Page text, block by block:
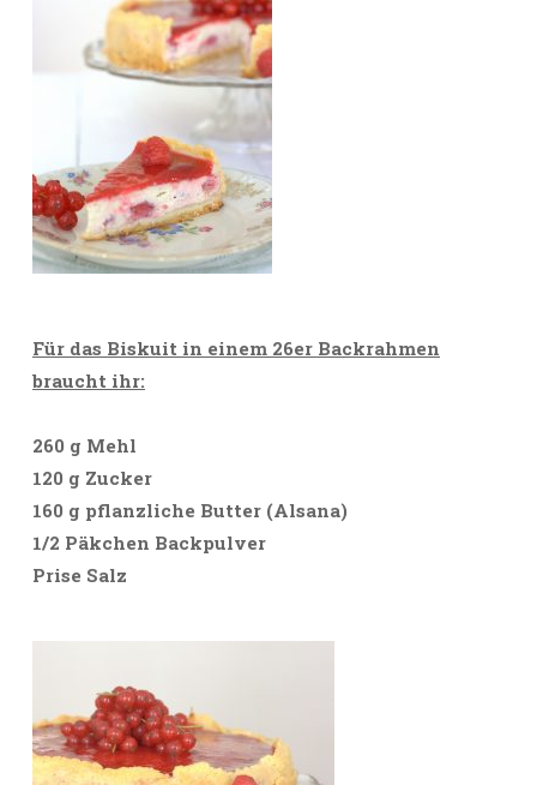
Für das Biskuit in einem 26er Backrahmen
braucht ihr:
260 g Mehl
120 g Zucker
160 g pflanzliche Butter (Alsana)
1/2 Päkchen Backpulver
Prise Salz